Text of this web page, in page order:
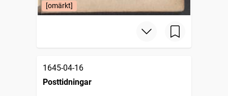
[omärkt]
1645-04-16
Posttidningar